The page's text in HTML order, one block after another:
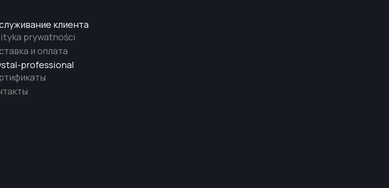
клиента
prywatności
и оплата
professional